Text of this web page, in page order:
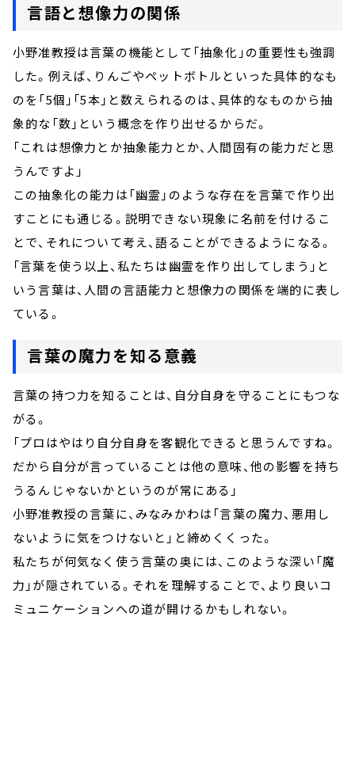
言語と想像力の関係
小野准教授は言葉の機能として「抽象化」の重要性も強調
した。例えば、りんごやペットボトルといった具体的なも
のを「5個」「5本」と数えられるのは、具体的なものから抽
象的な「数」という概念を作り出せるからだ。
「これは想像力とか抽象能力とか、人間固有の能力だと思
うんですよ」
この抽象化の能力は「幽霊」のような存在を言葉で作り出
すことにも通じる。説明できない現象に名前を付けるこ
とで、それについて考え、語ることができるようになる。
「言葉を使う以上、私たちは幽霊を作り出してしまう」と
いう言葉は、人間の言語能力と想像力の関係を端的に表し
ている。
言葉の魔力を知る意義
言葉の持つ力を知ることは、自分自身を守ることにもつな
がる。
「プロはやはり自分自身を客観化できると思うんですね。
だから自分が言っていることは他の意味、他の影響を持ち
うるんじゃないかというのが常にある」
小野准教授の言葉に、みなみかわは「言葉の魔力、悪用し
ないように気をつけないと」と締めくくった。
私たちが何気なく使う言葉の奥には、このような深い「魔
力」が隠されている。それを理解することで、より良いコ
ミュニケーションへの道が開けるかもしれない。